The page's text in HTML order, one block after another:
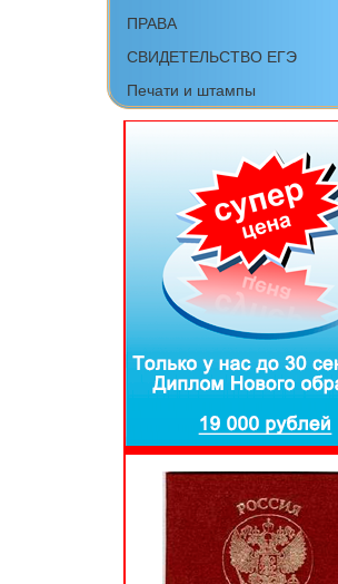
ПРАВА
СВИДЕТЕЛЬСТВО ЕГЭ
Печати и штампы